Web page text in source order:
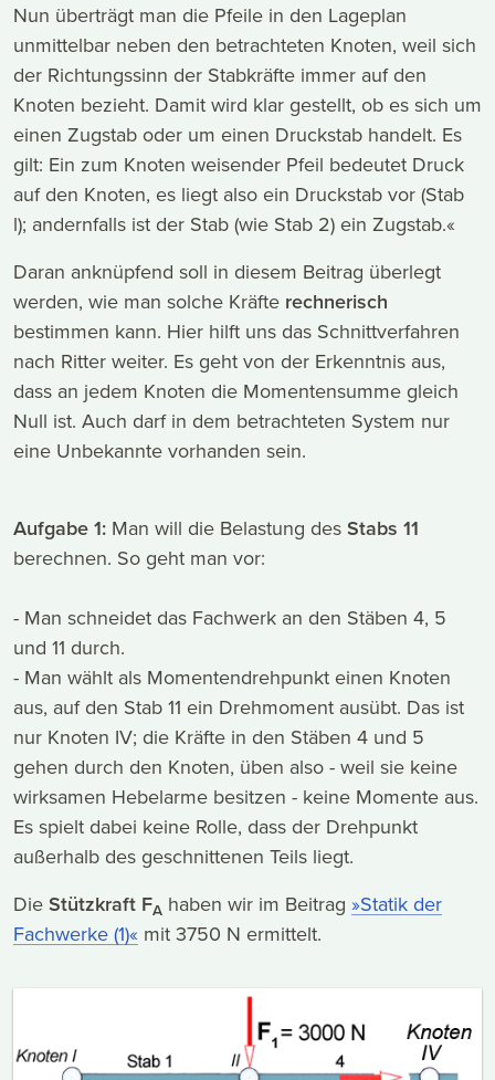
Nun überträgt man die Pfeile in den Lageplan
unmittelbar neben den betrachteten Knoten, weil sich
der Richtungssinn der Stabkräfte immer auf den
Knoten bezieht. Damit wird klar gestellt, ob es sich um
einen Zugstab oder um einen Druckstab handelt. Es
gilt: Ein zum Knoten weisender Pfeil bedeutet Druck
auf den Knoten, es liegt also ein Druckstab vor (Stab
l); andernfalls ist der Stab (wie Stab 2) ein Zugstab.«
Daran anknüpfend soll in diesem Beitrag überlegt
werden, wie man solche Kräfte rechnerisch
bestimmen kann. Hier hilft uns das Schnittverfahren
nach Ritter weiter. Es geht von der Erkenntnis aus,
dass an jedem Knoten die Momentensumme gleich
Null ist. Auch darf in dem betrachteten System nur
eine Unbekannte vorhanden sein.
Aufgabe 1: Man will die Belastung des Stabs 11
berechnen. So geht man vor:
- Man schneidet das Fachwerk an den Stäben 4, 5
und 11 durch.
- Man wählt als Momentendrehpunkt einen Knoten
aus, auf den Stab 11 ein Drehmoment ausübt. Das ist
nur Knoten IV; die Kräfte in den Stäben 4 und 5
gehen durch den Knoten, üben also - weil sie keine
wirksamen Hebelarme besitzen - keine Momente aus.
Es spielt dabei keine Rolle, dass der Drehpunkt
außerhalb des geschnittenen Teils liegt.
Die Stützkraft FA haben wir im Beitrag »Statik der
Fachwerke (1)« mit 3750 N ermittelt.